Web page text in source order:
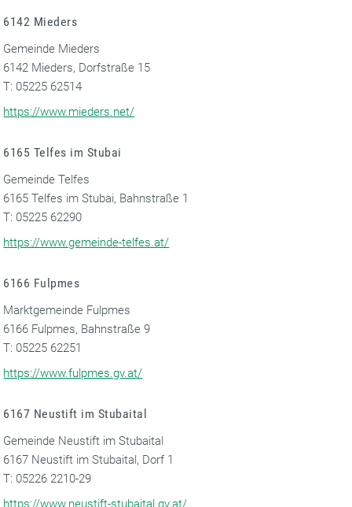
6142 Mieders
Gemeinde Mieders
6142 Mieders, Dorfstraße 15
T: 05225 62514
https://www.mieders.net/
6165 Telfes im Stubai
Gemeinde Telfes
6165 Telfes im Stubai, Bahnstraße 1
T: 05225 62290
https://www.gemeinde-telfes.at/
6166 Fulpmes
Marktgemeinde Fulpmes
6166 Fulpmes, Bahnstraße 9
T: 05225 62251
https://www.fulpmes.gv.at/
6167 Neustift im Stubaital
Gemeinde Neustift im Stubaital
6167 Neustift im Stubaital, Dorf 1
T: 05226 2210-29
https://www.neustift-stubaital.gv.at/